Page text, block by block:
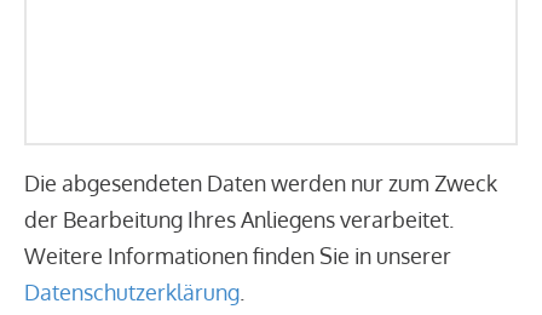
Die abgesendeten Daten werden nur zum Zweck
der Bearbeitung Ihres Anliegens verarbeitet.
Weitere Informationen finden Sie in unserer
Datenschutzerklärung